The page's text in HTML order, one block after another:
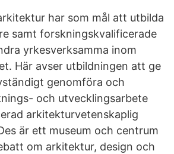
har som mål att utbilda
samt forskningskvalificerade
yrkesverksamma inom
Här avser utbildningen att ge
genomföra och
och utvecklingsarbete
arkitekturvetenskaplig
är ett museum och centrum
om arkitektur, design och